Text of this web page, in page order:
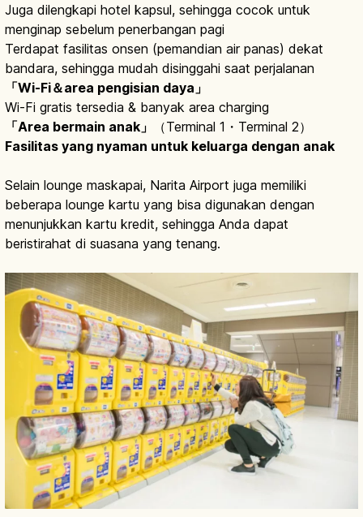
Juga dilengkapi hotel kapsul, sehingga cocok untuk
menginap sebelum penerbangan pagi
Terdapat fasilitas onsen (pemandian air panas) dekat
bandara, sehingga mudah disinggahi saat perjalanan
「Wi-Fi＆area pengisian daya」
Wi-Fi gratis tersedia & banyak area charging
「Area bermain anak」
（Terminal 1・Terminal 2）
Fasilitas yang nyaman untuk keluarga dengan anak
Selain lounge maskapai, Narita Airport juga memiliki
beberapa lounge kartu yang bisa digunakan dengan
menunjukkan kartu kredit, sehingga Anda dapat
beristirahat di suasana yang tenang.